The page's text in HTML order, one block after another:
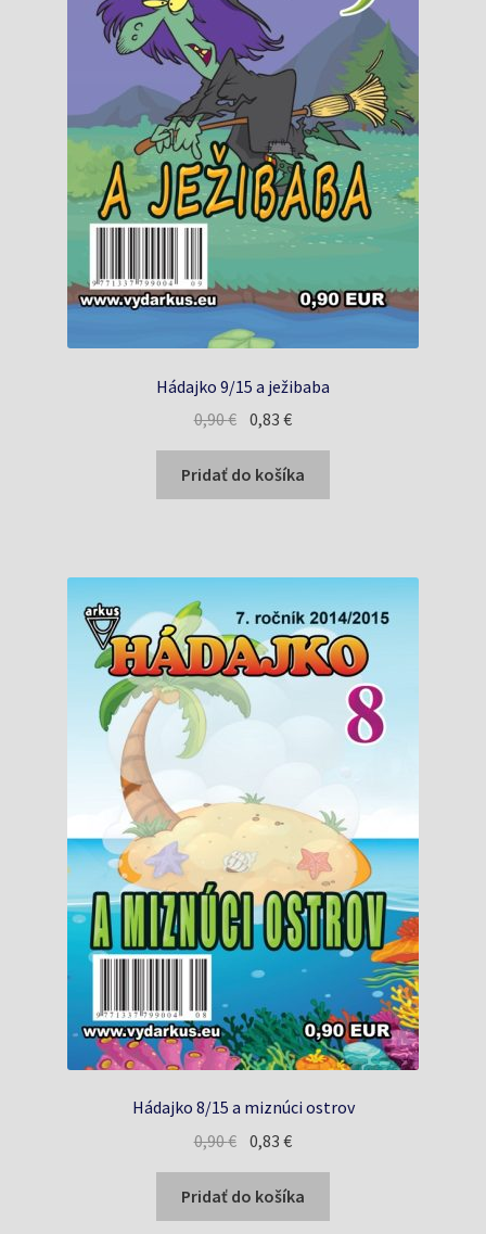
Hádajko 9/15 a ježibaba
0,90€ Pôvodná
cena
bola:
0,90 €.
0,83€Aktuálna
cena
je:
0,83 €.
Pridať do košíka
Hádajko 8/15 a miznúci ostrov
0,90€ Pôvodná
cena
bola:
0,90 €.
0,83€Aktuálna
cena
je:
0,83 €.
Pridať do košíka